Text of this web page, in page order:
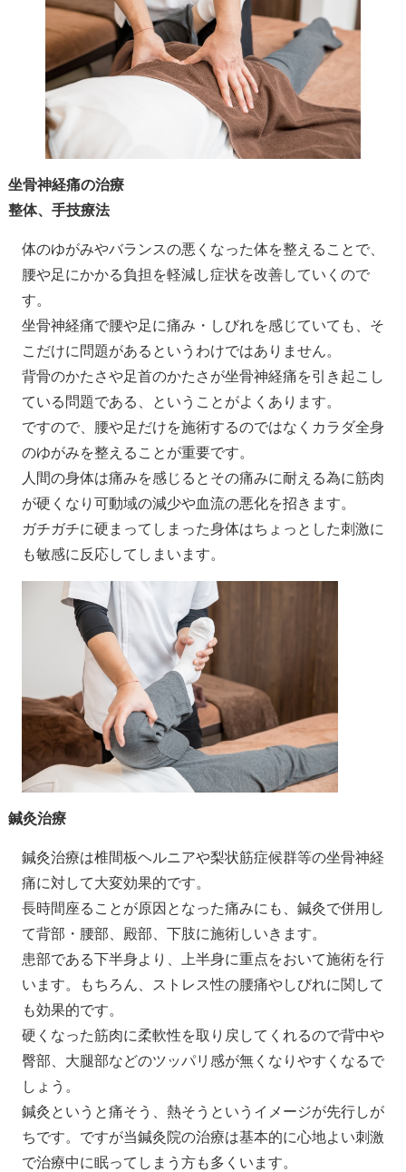
坐骨神経痛の治療
整体、手技療法
体のゆがみやバランスの悪くなった体を整えることで、
腰や足にかかる負担を軽減し症状を改善していくので
す。
坐骨神経痛で腰や足に痛み・しびれを感じていても、そ
こだけに問題があるというわけではありません。
背骨のかたさや足首のかたさが坐骨神経痛を引き起こし
ている問題である、ということがよくあります。
ですので、腰や足だけを施術するのではなくカラダ全身
のゆがみを整えることが重要です。
人間の身体は痛みを感じるとその痛みに耐える為に筋肉
が硬くなり可動域の減少や血流の悪化を招きます。
ガチガチに硬まってしまった身体はちょっとした刺激に
も敏感に反応してしまいます。
鍼灸治療
鍼灸治療は椎間板ヘルニアや梨状筋症候群等の坐骨神経
痛に対して大変効果的です。
長時間座ることが原因となった痛みにも、鍼灸で併用し
て背部・腰部、殿部、下肢に施術しいきます。
患部である下半身より、上半身に重点をおいて施術を行
います。もちろん、ストレス性の腰痛やしびれに関して
も効果的です。
硬くなった筋肉に柔軟性を取り戻してくれるので背中や
臀部、大腿部などのツッパリ感が無くなりやすくなるで
しょう。
鍼灸というと痛そう、熱そうというイメージが先行しが
ちです。ですが当鍼灸院の治療は基本的に心地よい刺激
で治療中に眠ってしまう方も多くいます。